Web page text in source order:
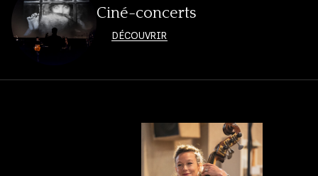
Ciné-concerts
DÉCOUVRIR